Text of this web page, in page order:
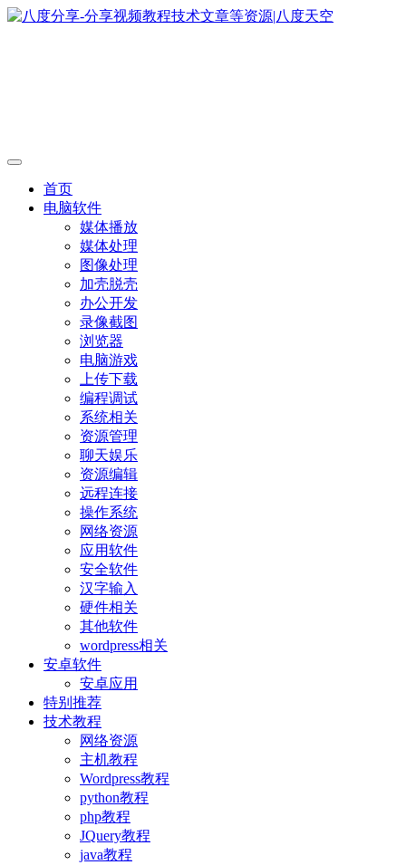
首页
电脑软件
媒体播放
媒体处理
图像处理
加壳脱壳
办公开发
录像截图
浏览器
电脑游戏
上传下载
编程调试
系统相关
资源管理
聊天娱乐
资源编辑
远程连接
操作系统
网络资源
应用软件
安全软件
汉字输入
硬件相关
其他软件
wordpress相关
安卓软件
安卓应用
特别推荐
技术教程
网络资源
主机教程
Wordpress教程
python教程
php教程
JQuery教程
java教程